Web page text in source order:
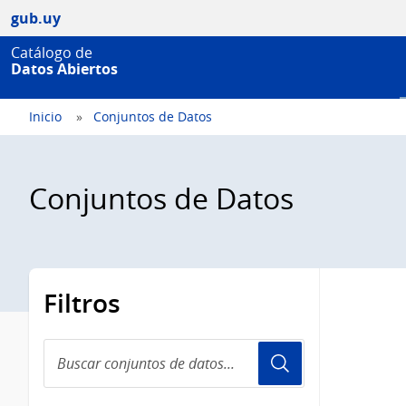
gub.uy
Catálogo de
Datos Abiertos
Inicio Conjuntos de Datos
Conjuntos de Datos
Filtros
conjuntos
de